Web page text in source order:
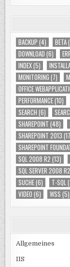
BACKUP (4) BETA
DOWNLOAD (6)
INDEX(5)
MONITORING (7)
OFFICE
PERFORMANCE(10)
SEARCH (6)
SHAREPOINT (48)
SHAREPOINT 2013
SHAREPOINT
SQL 2008 R2 (13)
SQL SERVER 2008 R2
SUCHE(6) T-SQL
VIDEO (6) WSS (5)
Allgemeines
IIS